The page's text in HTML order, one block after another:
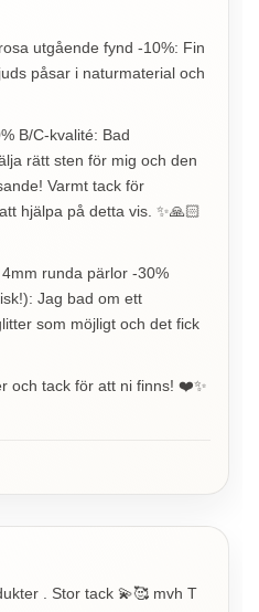
utgående fynd -10%: Fin
påsar i naturmaterial och
B/C-kvalité: Bad
rätt sten för mig och den
Varmt tack för
hjälpa på detta vis. ✨🙏🏻
runda pärlor -30%
Jag bad om ett
som möjligt och det fick
och tack för att ni finns! ❤️✨
. Stor tack 💫🥰 mvh T